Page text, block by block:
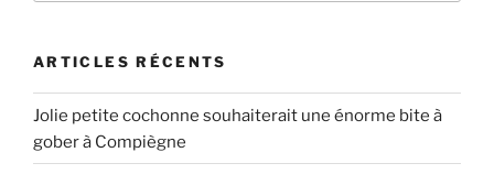
ARTICLES RÉCENTS
Jolie petite cochonne souhaiterait une énorme bite à
gober à Compiègne